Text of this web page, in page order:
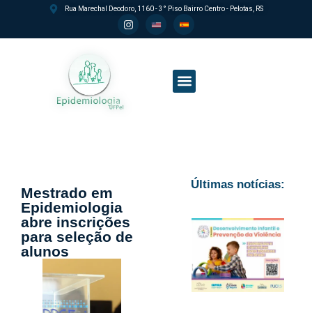
Rua Marechal Deodoro, 1160 - 3° Piso Bairro Centro - Pelotas, RS
Mestrado em
Epidemiologia
abre inscrições
para seleção de
alunos
Últimas notícias: